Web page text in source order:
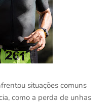
situações comuns
como a perda de unhas